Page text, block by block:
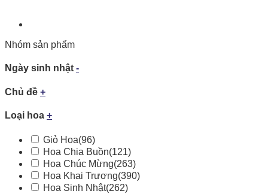
Nhóm sản phẩm
Ngày sinh nhật -
Chủ đề +
Loại hoa +
Giỏ Hoa(96)
Hoa Chia Buồn(121)
Hoa Chúc Mừng(263)
Hoa Khai Trương(390)
Hoa Sinh Nhật(262)